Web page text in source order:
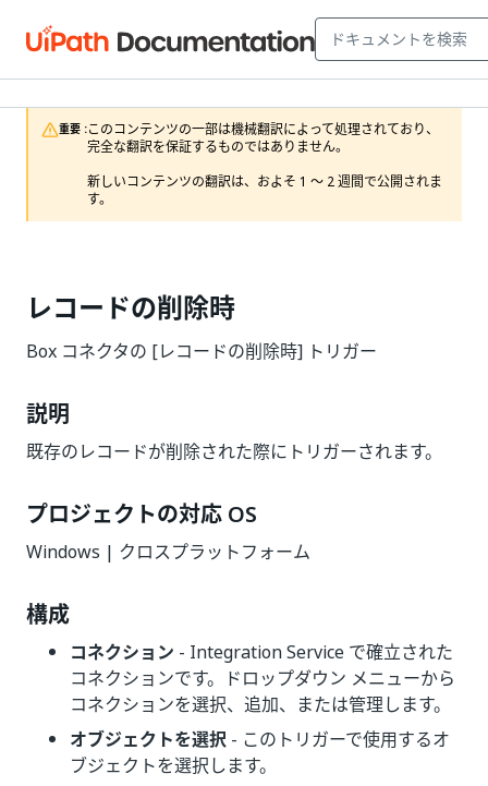
重要 :このコンテンツの一部は機械翻訳によって処理されており、
完全な翻訳を保証するものではありません。
新しいコンテンツの翻訳は、およそ 1 ～ 2 週間で公開されま
す。
レコードの削除時
Box コネクタの [レコードの削除時] トリガー
説明
既存のレコードが削除された際にトリガーされます。
プロジェクトの対応 OS
Windows | クロスプラットフォーム
構成
コネクション - Integration Service で確立された
コネクションです。ドロップダウン メニューから
コネクションを選択、追加、または管理します。
オブジェクトを選択 - このトリガーで使用するオ
ブジェクトを選択します。